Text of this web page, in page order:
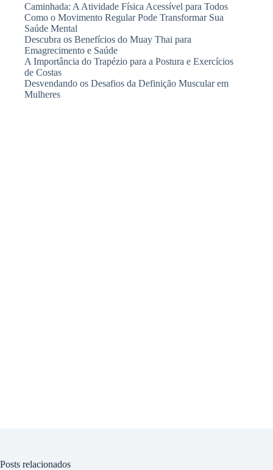
Caminhada: A Atividade Física Acessível para Todos
Como o Movimento Regular Pode Transformar Sua
Saúde Mental
Descubra os Benefícios do Muay Thai para
Emagrecimento e Saúde
A Importância do Trapézio para a Postura e Exercícios
de Costas
Desvendando os Desafios da Definição Muscular em
Mulheres
Posts relacionados